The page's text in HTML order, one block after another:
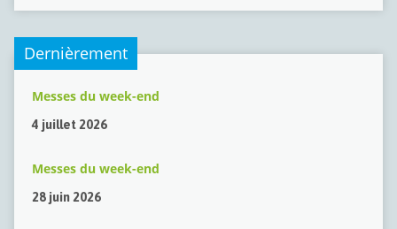
Dernièrement
Messes du week-end
4 juillet 2026
Messes du week-end
28 juin 2026